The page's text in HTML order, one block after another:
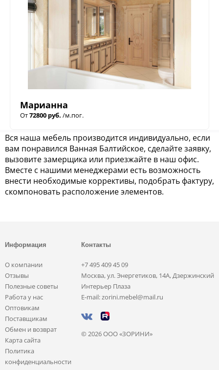
Марианна
От72800 руб. /м.пог.
Вся наша мебель производится индивидуально, если
вам понравился Ванная Балтийское, сделайте заявку,
вызовите замерщика или приезжайте в наш офис.
Вместе с нашими менеджерами есть возможность
внести необходимые коррективы, подобрать фактуру,
скомпоновать расположение элементов.
Информация
О компании
Отзывы
Полезные советы
Работа у нас
Оптовикам
Поставщикам
Обмен и возврат
Карта сайта
Политика
конфиденциальности
Контакты
+7 495 409 45 09
Москва, ул. Энергетиков, 14А, Дзержинский
Интерьер Плаза
E-mail: zorini.mebel@mail.ru
© 2026 ООО «ЗОРИНИ»